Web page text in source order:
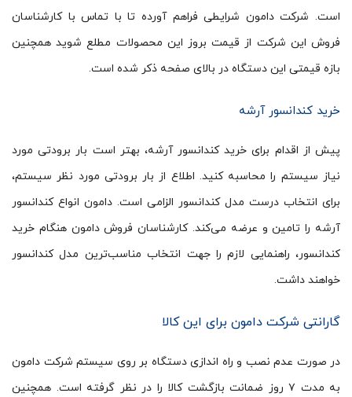
است. شرکت دامون شرایطی فراهم آورده تا با تماس با کارشناسان
فروش این شرکت از قیمت بروز این محصولات مطلع شوید همچنین
بازه قیمتی این دستگاه در بالای صفحه ذکر شده است.
خرید کندانسور آرشه
پیش از اقدام برای خرید کندانسور آرشه، بهتر است بار برودتی مورد
نیاز سیستم را محاسبه کنید. اطلاع از بار برودتی مورد نظر سیستم،
برای انتخاب درست مدل کندانسور الزامی است. دامون انواع کندانسور
آرشه را تامین و عرضه می‌کند. کارشناسان فروش دامون هنگام خرید
کندانسور، راهنمایی لازم را جهت انتخاب مناسب‌ترین مدل کندانسور
خواهند داشت.
گارانتی شرکت دامون برای این کالا
در صورت عدم نصب و راه اندازی دستگاه بر روی سیستم شرکت دامون
به مدت ۷ روز ضمانت بازگشت کالا را در نظر گرفته است. همچنین